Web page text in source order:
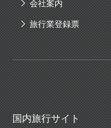
会社案内
旅行業登録票
国内旅行サイト